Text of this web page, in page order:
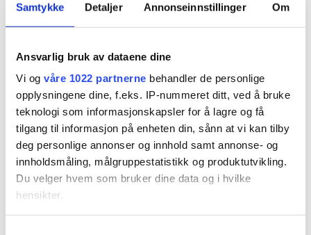
Samtykke Detaljer Annonseinnstillinger Om
Ansvarlig bruk av dataene dine
Vi og våre 1022 partnerne behandler de personlige
opplysningene dine, f.eks. IP-nummeret ditt, ved å bruke
teknologi som informasjonskapsler for å lagre og få
tilgang til informasjon på enheten din, sånn at vi kan tilby
deg personlige annonser og innhold samt annonse- og
innholdsmåling, målgruppestatistikk og produktutvikling.
Du velger hvem som bruker dine data og i hvilke
hensikter.
PLUS
Årets unge fisker og VM-
vinner fra Søgne